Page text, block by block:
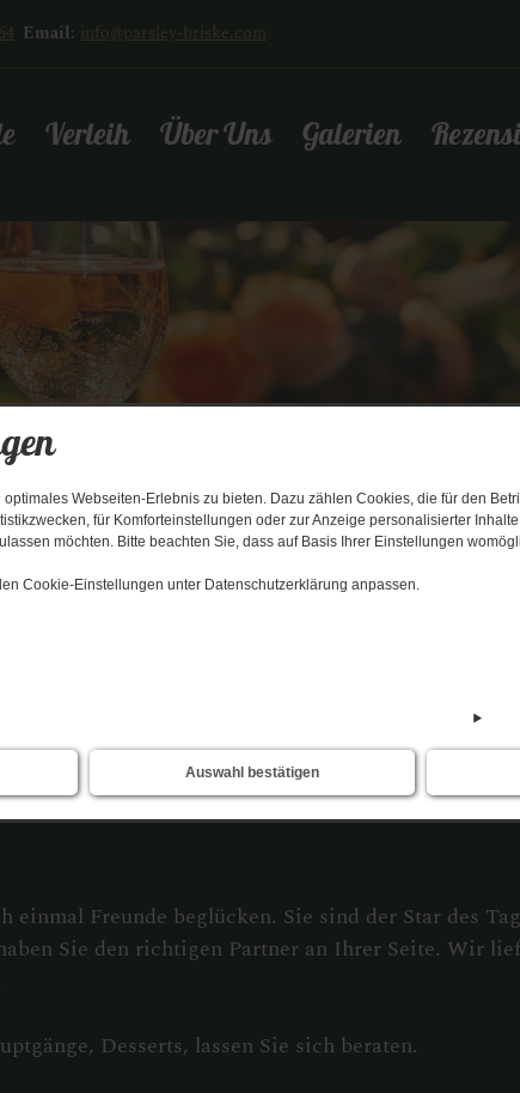
Webseiten-Erlebnis zu bieten. Dazu zählen Cookies, die für den
für Komforteinstellungen oder zur Anzeige personalisierter
möchten. Bitte beachten Sie, dass auf Basis Ihrer Einstellungen
Cookie-Einstellungen unter Datenschutzerklärung anpassen.
Auswahl bestätigen
Email: info@parsley-briske.com
Verleih Über Uns Galerien
Freunde beglücken. Sie sind der Star des
Sie den richtigen Partner an Ihrer Seite. Wir
Desserts, lassen Sie sich beraten.